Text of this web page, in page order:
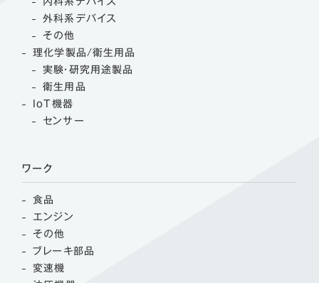
外科系デバイス
その他
理化学製品/衛生用品
実験・研究用途製品
衛生用品
IoT機器
センサー
ワーク
食品
エンジン
その他
ブレーキ部品
変速機